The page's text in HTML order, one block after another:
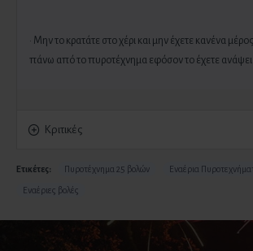
· Μην το κρατάτε στο χέρι και μην έχετε κανένα
πάνω από το πυροτέχνημα εφόσον το έχετε ανάψει
Κριτικές
Ετικέτες: Πυροτέχνημα 25 βολών Εναέρια
Εναέριες βολές